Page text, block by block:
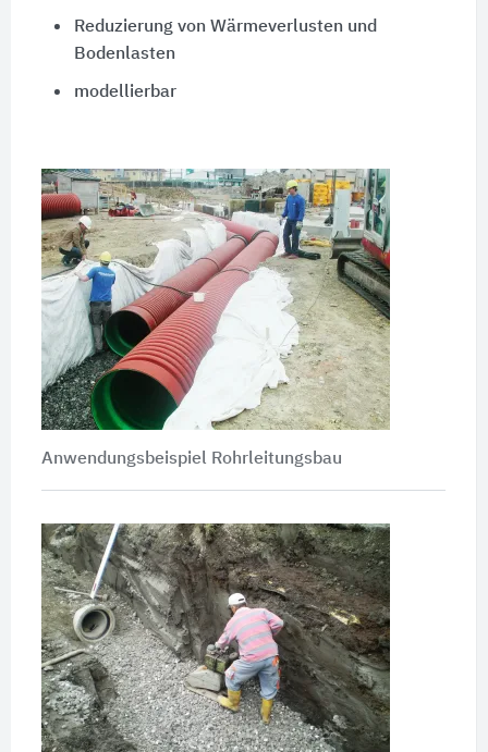
Reduzierung von Wärmeverlusten und
Bodenlasten
modellierbar
Anwendungsbeispiel Rohrleitungsbau